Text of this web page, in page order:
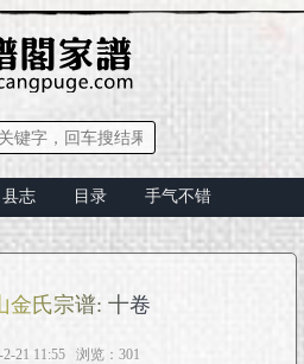
县志 目录 手气不错
金氏宗谱: 十卷
2-21 11:55 浏览：301